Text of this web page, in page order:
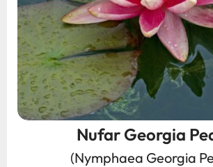
Nufar Georgia
(Nymphaea Georgia